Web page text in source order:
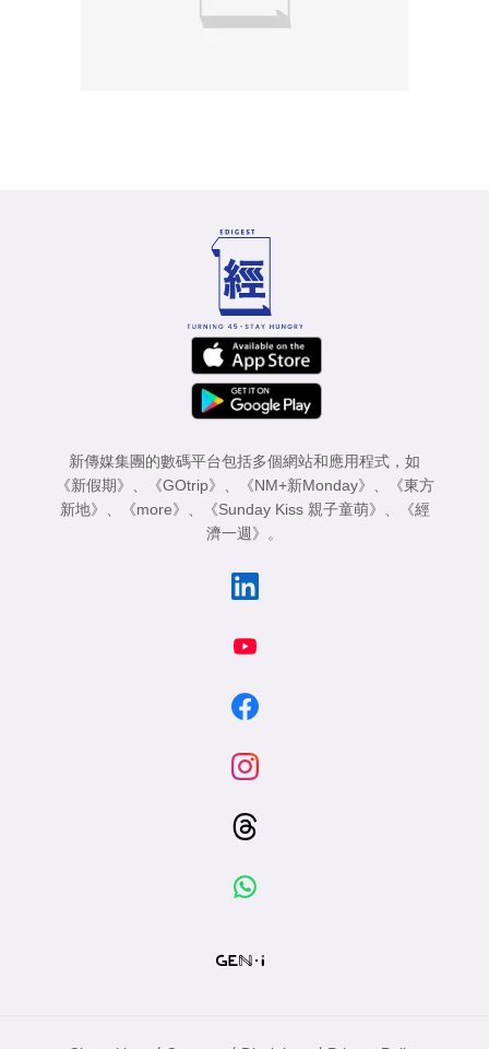
新傳媒集團的數碼平台包括多個網站和應用程式，如
《新假期》
《GOtrip》 《NM+新Monday》
《東方
新地》
《more》 《Sunday Kiss 親子童萌》
《經
濟一週》
。